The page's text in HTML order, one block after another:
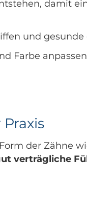
damit
und
Farbe
der Zähne
verträgliche